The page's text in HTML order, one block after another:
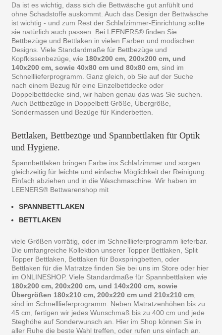
Da ist es wichtig, dass sich die Bettwäsche gut anfühlt und
ohne Schadstoffe auskommt. Auch das Design der Bettwäsche
ist wichtig - und zum Rest der Schlafzimmer-Einrichtung sollte
sie natürlich auch passen. Bei LEENERS® finden Sie
Bettbezüge und Bettlaken in vielen Farben und modischen
Designs. Viele Standardmaße für Bettbezüge und
Kopfkissenbezüge, wie 180x200 cm, 200x200 cm, und
140x200 cm, sowie 40x80 cm und 80x80 cm , sind im
Schnelllieferprogramm. Ganz gleich, ob Sie auf der Suche
nach einem Bezug für eine Einzelbettdecke oder
Doppelbettdecke sind, wir haben genau das was Sie suchen.
Auch Bettbezüge in Doppelbett Größe, Übergröße,
Sondermassen und Bezüge für Kinderbetten.
Bettlaken, Bettbezüge und Spannbettlaken für Optik
und Hygiene.
Spannbettlaken bringen Farbe ins Schlafzimmer und sorgen
gleichzeitig für leichte und einfache Möglichkeit der Reinigung.
Einfach abziehen und in die Waschmaschine. Wir haben im
LEENERS® Bettwarenshop mit
SPANNBETTLAKEN
BETTLAKEN
viele Größen vorrätig, oder im Schnelllieferprogramm lieferbar.
Die umfangreiche Kollektion unserer Topper Bettlaken, Split
Topper Bettlaken, Bettlaken für Boxspringbetten, oder
Bettlaken für die Matratze finden Sie bei uns im Store oder hier
im ONLINESHOP. Viele Standardmaße für Spannbettlaken wie
180x200 cm, 200x200 cm, und 140x200 cm, sowie
Übergrößen 180x210 cm, 200x220 cm und 210x210 cm
sind im Schnelllieferprogramm. Neben Matratzenhöhen bis zu
45 cm, fertigen wir jedes Wunschmaß bis zu 400 cm und jede
Steghöhe auf Sonderwunsch an. Hier im Shop können Sie in
aller Ruhe die beste Wahl treffen, oder rufen uns einfach an.